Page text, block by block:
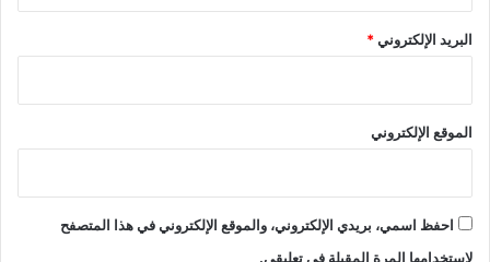
البريد الإلكتروني*
الموقع الإلكتروني
احفظ اسمي، بريدي الإلكتروني، والموقع الإلكتروني في هذا المتصفح
لاستخدامها المرة المقبلة في تعليقي.